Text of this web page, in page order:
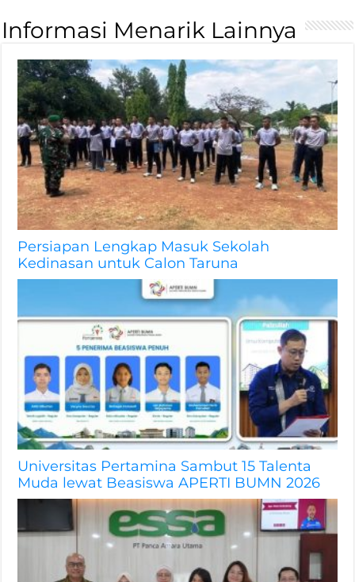
Informasi Menarik Lainnya
Persiapan Lengkap Masuk Sekolah
Kedinasan untuk Calon Taruna
Universitas Pertamina Sambut 15 Talenta
Muda lewat Beasiswa APERTI BUMN 2026